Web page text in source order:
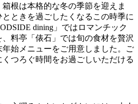
根は本格的な冬の季節を迎えま
ときを過ごしたくなるこの時季に
dining」ではロマンチック
料亭「俵石」では旬の食材を贅沢
始メニューをご用意しました。ご
つろぐ時間をお過ごしいただける